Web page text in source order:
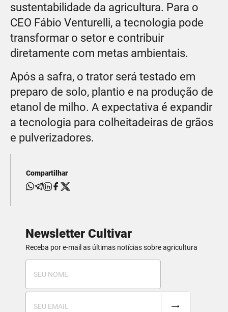
sustentabilidade da agricultura. Para o
CEO Fábio Venturelli, a tecnologia pode
transformar o setor e contribuir
diretamente com metas ambientais.
Após a safra, o trator será testado em
preparo de solo, plantio e na produção de
etanol de milho. A expectativa é expandir
a tecnologia para colheitadeiras de grãos
e pulverizadores.
Compartilhar
Newsletter Cultivar
Receba por e-mail as últimas notícias sobre agricultura